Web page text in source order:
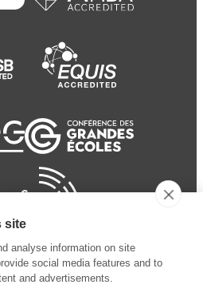
site
analyse information on site
social media features and to
and advertisements.